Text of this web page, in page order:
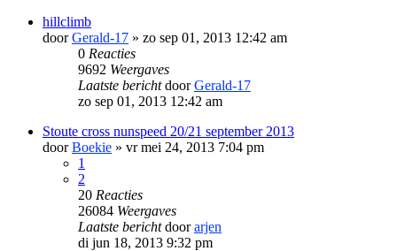
hillclimb
doorGerald-17 » zo sep 01, 2013 12:42 am
0 Reacties
9692 Weergaves
Laatste berichtdoorGerald-17
zo sep 01, 2013 12:42 am
Stoute cross nunspeed 20/21 september 2013
doorBoekie » vr mei 24, 2013 7:04 pm
1
2
20 Reacties
26084 Weergaves
Laatste berichtdoorarjen
di jun 18, 2013 9:32 pm